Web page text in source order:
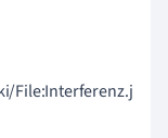
File:Interferenz.j